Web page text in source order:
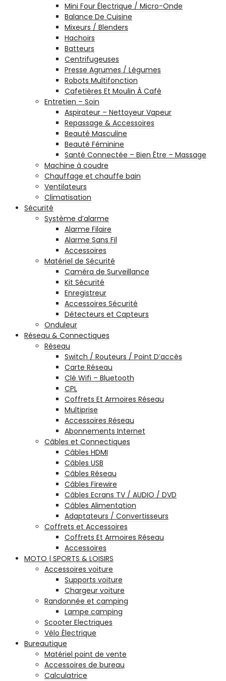
Mini Four Électrique / Micro-Onde
Balance De Cuisine
Mixeurs / Blenders
Hachoirs
Batteurs
Centrifugeuses
Presse Agrumes / Légumes
Robots Multifonction
Cafetières Et Moulin À Café
Entretien – Soin
Aspirateur – Nettoyeur Vapeur
Repassage & Accessoires
Beauté Masculine
Beauté Féminine
Santé Connectée – Bien Être – Massage
Machine à coudre
Chauffage et chauffe bain
Ventilateurs
Climatisation
Sécurité
Système d’alarme
Alarme Filaire
Alarme Sans Fil
Accessoires
Matériel de Sécurité
Caméra de Surveillance
Kit Sécurité
Enregistreur
Accessoires Sécurité
Détecteurs et Capteurs
Onduleur
Réseau & Connectiques
Réseau
Switch / Routeurs / Point D’accès
Carte Réseau
Clé Wifi – Bluetooth
CPL
Coffrets Et Armoires Réseau
Multiprise
Accessoires Réseau
Abonnements Internet
Câbles et Connectiques
Câbles HDMI
Câbles USB
Câbles Réseau
Câbles Firewire
Câbles Ecrans TV / AUDIO / DVD
Câbles Alimentation
Adaptateurs / Convertisseurs
Coffrets et Accessoires
Coffrets Et Armoires Réseau
Accessoires
MOTO | SPORTS & LOISIRS
Accessoires voiture
Supports voiture
Chargeur voiture
Randonnée et camping
Lampe camping
Scooter Electriques
Vélo Électrique
Bureautique
Matériel point de vente
Accessoires de bureau
Calculatrice